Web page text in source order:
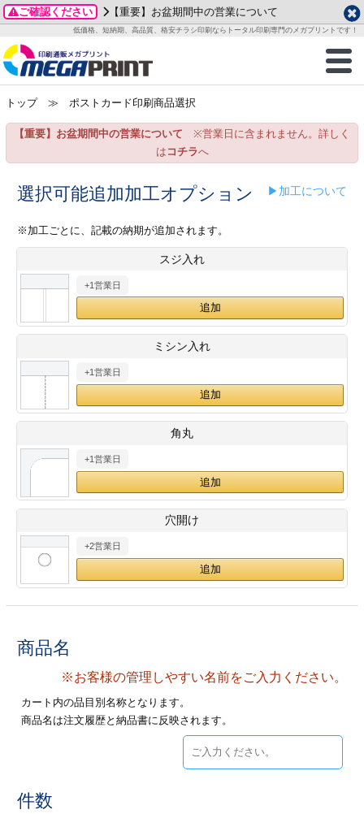
ご確認ください 【重要】お盆期間中の営業について
低価格、短納期、高品質、格安チラシ印刷ならトータル印刷専門のメガプリントです！
商品一覧
グッズ
ステッカー
ックカード印刷
業ツール印刷
＆盛り上げ印刷
ご利用ガイド
お客様へ
いて
方法
/送料について
刷
カード印刷
ックカード名刺
ムカード
型マル型印刷
ード印刷
刷
印刷
印刷
フォルダー
印刷
データ作成ガイド
成前に
ガイド
加工指示ガイド
テンプレート
ード印刷
名刺印刷
ックカード
ード印刷
形マル型
印刷
刷
印刷
カード印刷
一覧
わせ
り
プル請求
2026年 8月
月
火 水 木 金
土
1
3
4 5 6 7
8
15
24
25 26 27
29
土
1
2 3
9 10 11
12
14
15 16 17 18
19
26
28
29 30
・・休業日
トップ≫ ポストカード印刷商品選択
【重要】お盆期間中の営業について ※営業日に含まれません。詳しく
は コチラへ
選択可能追加加工オプション ▶加工について
※加工ごとに、記載の納期が追加されます。
スジ入れ
+1営業日
ミシン入れ
+1営業日
角丸
+1営業日
穴開け
+2営業日
商品名
※お客様の管理しやすい名前をご入力ください。
カート内の品目別名称となります。
商品名は注文履歴と納品書に反映されます。
件数